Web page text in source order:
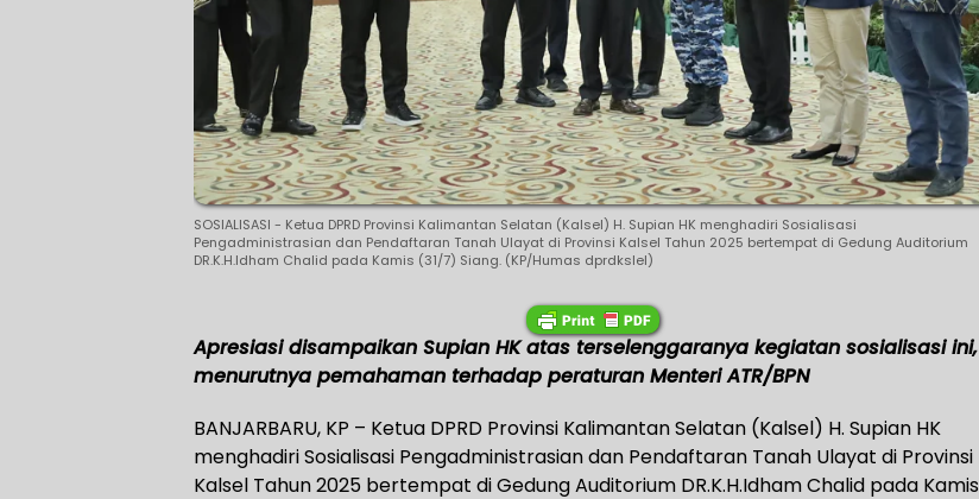
SOSIALISASI - Ketua DPRD Provinsi Kalimantan Selatan (Kalsel) H. Supian HK menghadiri Sosialisasi
Pengadministrasian dan Pendaftaran Tanah Ulayat di Provinsi Kalsel Tahun 2025 bertempat di Gedung Auditorium
DR.K.H.Idham Chalid pada Kamis (31/7) Siang. (KP/Humas dprdkslel)
Apresiasi disampaikan Supian HK atas terselenggaranya kegiatan sosialisasi ini,
menurutnya pemahaman terhadap peraturan Menteri ATR/BPN
BANJARBARU, KP – Ketua DPRD Provinsi Kalimantan Selatan (Kalsel) H. Supian HK
menghadiri Sosialisasi Pengadministrasian dan Pendaftaran Tanah Ulayat di Provinsi
Kalsel Tahun 2025 bertempat di Gedung Auditorium DR.K.H.Idham Chalid pada Kamis